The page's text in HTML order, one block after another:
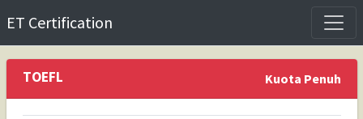
ET Certification
TOEFL Kuota Penuh